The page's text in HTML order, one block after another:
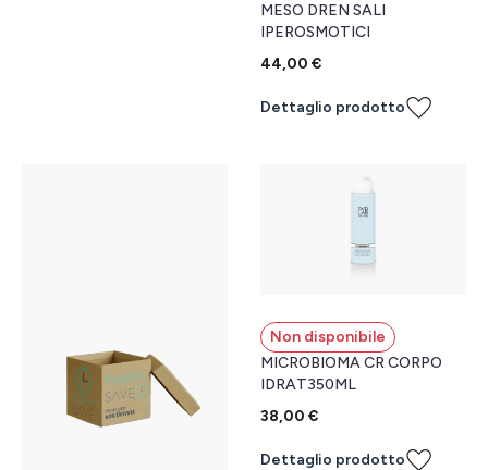
MESO DREN SALI
IPEROSMOTICI
44,00 €
Dettaglio prodotto
Non disponibile
MICROBIOMA CR CORPO
IDRAT350ML
38,00 €
Dettaglio prodotto